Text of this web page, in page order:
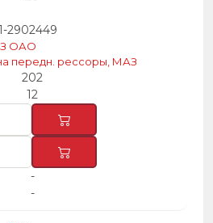
2902449
ОАО
передн. рессоры, МАЗ
202
12
-
-